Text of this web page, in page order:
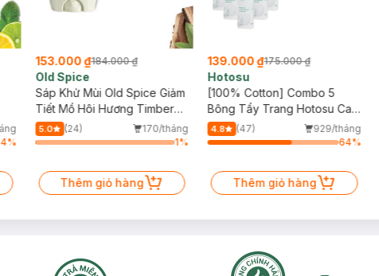
%
153.000 ₫184.000 ₫
Old Spice
Sáp Khử Mùi Old Spice Giảm
Tiết Mồ Hôi Hương Timber
73g
5.0 (24)
170/tháng
1%
Thêm giỏ hàng
139.000 ₫175.000 ₫
Hotosu
[100% Cotton] Combo 5
Bông Tẩy Trang Hotosu Cao
Cấp 150 Miếng
4.8 (47)
929/tháng
64%
Thêm giỏ hàng